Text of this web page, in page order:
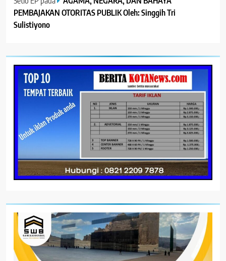
PEMBAJAKAN OTORITAS PUBLIK Oleh: Singgih Tri
Sulistiyono